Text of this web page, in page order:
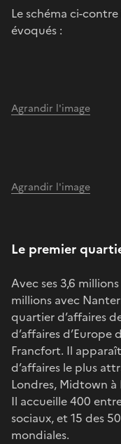
Le schéma ci-
évoqués :
Agrandir l'image
Agrandir l'image
Le premier
Avec ses 3,6
millions avec
quartier d’affaires
d’affaires
Francfort. Il
d’affaires le plus
Londres, Midtown à
Il accueille 400
sociaux, et 15 des
mondiales.